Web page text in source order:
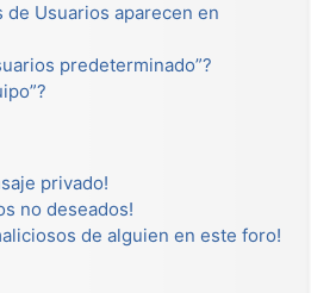
Usuarios aparecen en
predeterminado”?
privado!
no deseados!
de alguien en este foro!